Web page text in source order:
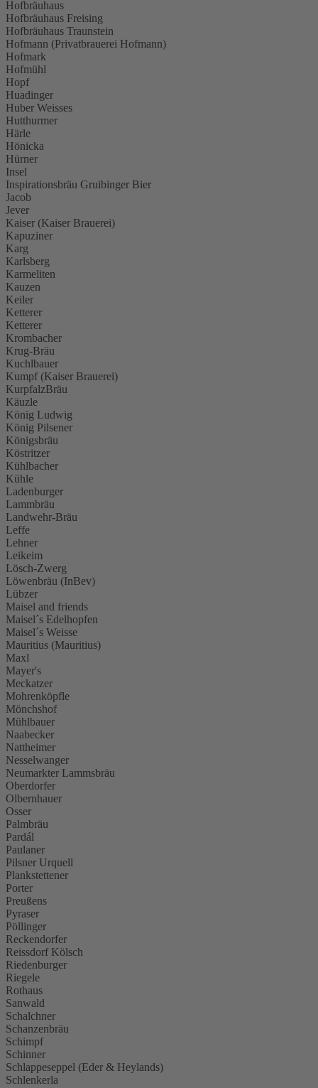
Hofbräuhaus
Hofbräuhaus Freising
Hofbräuhaus Traunstein
Hofmann (Privatbrauerei Hofmann)
Hofmark
Hofmühl
Hopf
Huadinger
Huber Weisses
Hutthurmer
Härle
Hönicka
Hürner
Insel
Inspirationsbräu Gruibinger Bier
Jacob
Jever
Kaiser (Kaiser Brauerei)
Kapuziner
Karg
Karlsberg
Karmeliten
Kauzen
Keiler
Ketterer
Ketterer
Krombacher
Krug-Bräu
Kuchlbauer
Kumpf (Kaiser Brauerei)
KurpfalzBräu
Käuzle
König Ludwig
König Pilsener
Königsbräu
Köstritzer
Kühlbacher
Kühle
Ladenburger
Lammbräu
Landwehr-Bräu
Leffe
Lehner
Leikeim
Lösch-Zwerg
Löwenbräu (InBev)
Lübzer
Maisel and friends
Maisel´s Edelhopfen
Maisel´s Weisse
Mauritius (Mauritius)
Maxl
Mayer's
Meckatzer
Mohrenköpfle
Mönchshof
Mühlbauer
Naabecker
Nattheimer
Nesselwanger
Neumarkter Lammsbräu
Oberdorfer
Olbernhauer
Osser
Palmbräu
Pardál
Paulaner
Pilsner Urquell
Plankstettener
Porter
Preußens
Pyraser
Pöllinger
Reckendorfer
Reissdorf Kölsch
Riedenburger
Riegele
Rothaus
Sanwald
Schalchner
Schanzenbräu
Schimpf
Schinner
Schlappeseppel (Eder & Heylands)
Schlenkerla